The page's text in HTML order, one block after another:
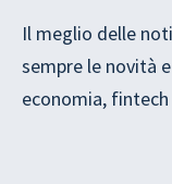
Il meglio delle
sempre le novità
economia,